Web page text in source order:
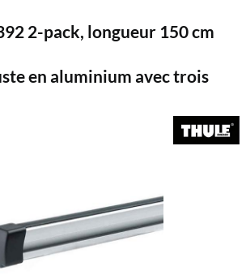
2-pack, longueur 150 cm
en aluminium avec trois